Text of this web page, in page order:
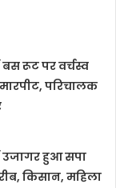
रूट पर वर्चस्व
परिचालक
हुआ सपा
किसान, महिला